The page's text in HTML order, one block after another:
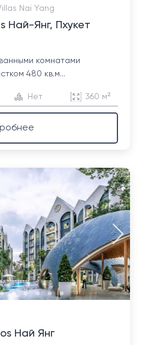
Nai Yang
Най-Янг, Пхукет
комнатами
480 кв.м...
Нет 360 м²
Най Янг